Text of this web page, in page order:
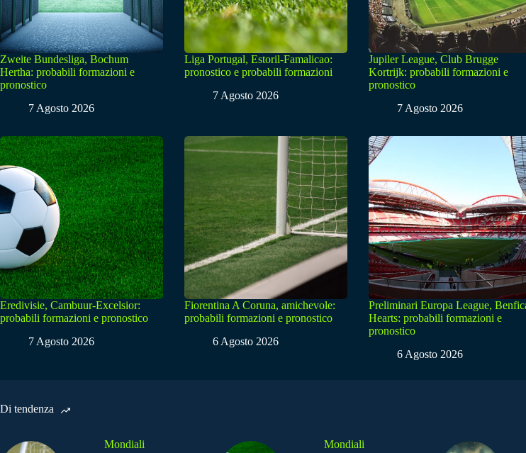
Zweite Bundesliga, Bochum
Hertha: probabili formazioni e
pronostico
7 Agosto 2026
Liga Portugal, Estoril-Famalicao:
pronostico e probabili formazioni
7 Agosto 2026
Jupiler League, Club Brugge
Kortrijk: probabili formazioni e
pronostico
7 Agosto 2026
Eredivisie, Cambuur-Excelsior:
probabili formazioni e pronostico
7 Agosto 2026
Fiorentina A Coruna, amichevole:
probabili formazioni e pronostico
6 Agosto 2026
Preliminari Europa League,
Hearts: probabili formazioni e
pronostico
6 Agosto 2026
Di tendenza
Mondiali Mondiali